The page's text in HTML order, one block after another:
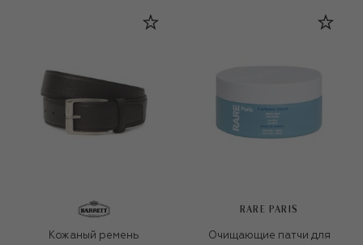
Кожаный ремень
RARE PARIS
Очищающие патчи для